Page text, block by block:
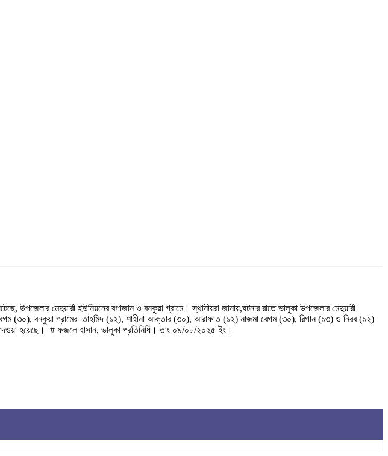
মেদুয়ারী ইউনিয়নের বগাজান ও বনকুয়া গ্রামে। স্থানীয়রা জানায়,ঘটনার রাতে ভালুকা উপজেলার মেদুয়ারী
(৩০), বনকুয়া গ্রামের তাহমিদ (১২), শাহীনা আক্তার (৩০), আরাফাত (১২) নাজমা বেগম (৩০), রিগান (১৩) ও নিরব (১২)
হয়েছে। # ফজলে হাসান, ভালুকা প্রতিনিধি। তাং ০৯/০৮/২০২৫ ইং।